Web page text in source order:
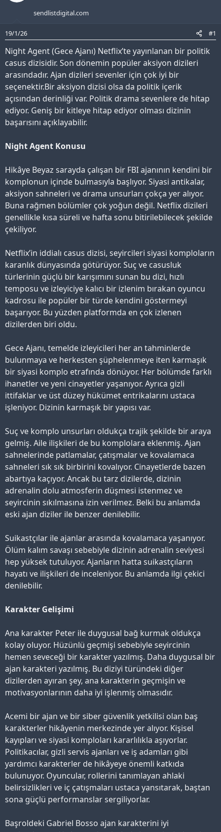
sendlistdigital.com
19/1/26 #1
Night Agent (Gece Ajanı) Netflix’te yayınlanan bir politik
casus dizisidir. Son dönemin popüler aksiyon dizileri
arasındadır. Ajan dizileri sevenler için çok iyi bir
seçenektir.Bir aksiyon dizisi olsa da politik içerik
açısından derinliği var. Politik drama sevenlere de hitap
ediyor. Geniş bir kitleye hitap ediyor olması dizinin
başarısını açıklayabilir.
Night Agent Konusu
Hikâye Beyaz sarayda çalışan bir FBI ajanının kendini bir
komplonun içinde bulmasıyla başlıyor. Siyasi antikalar,
aksiyon sahneleri ve drama unsurları çokça yer alıyor.
Buna rağmen bölümler çok yoğun değil. Netflix dizileri
genellikle kısa süreli ve hafta sonu bitirilebilecek şekilde
çekiliyor.
Netflix’in iddialı casus dizisi, seyircileri siyasi komploların
karanlık dünyasında götürüyor. Suç ve casusluk
türlerinin güçlü bir karışımını sunan bu dizi, hızlı
temposu ve izleyiciye kalıcı bir izlenim bırakan oyuncu
kadrosu ile popüler bir türde kendini göstermeyi
başarıyor. Bu yüzden platformda en çok izlenen
dizilerden biri oldu.
Gece Ajanı, temelde izleyicileri her an tahminlerde
bulunmaya ve herkesten şüphelenmeye iten karmaşık
bir siyasi komplo etrafında dönüyor. Her bölümde farklı
ihanetler ve yeni cinayetler yaşanıyor. Ayrıca gizli
ittifaklar ve üst düzey hükümet entrikalarını ustaca
işleniyor. Dizinin karmaşık bir yapısı var.
Suç ve komplo unsurları oldukça trajik şekilde bir araya
gelmiş. Aile ilişkileri de bu komplolara eklenmiş. Ajan
sahnelerinde patlamalar, çatışmalar ve kovalamaca
sahneleri sık sık birbirini kovalıyor. Cinayetlerde bazen
abartıya kaçıyor. Ancak bu tarz dizilerde, dizinin
adrenalin dolu atmosferin düşmesi istenmez ve
seyircinin sıkılmasına izin verilmez. Belki bu anlamda
eski ajan diziler ile benzer denilebilir.
Suikastçılar ile ajanlar arasında kovalamaca yaşanıyor.
Ölüm kalım savaşı sebebiyle dizinin adrenalin seviyesi
hep yüksek tutuluyor. Ajanların hatta suikastçıların
hayatı ve ilişkileri de inceleniyor. Bu anlamda ilgi çekici
denilebilir.
Karakter Gelişimi
Ana karakter Peter ile duygusal bağ kurmak oldukça
kolay oluyor. Hüzünlü geçmişi sebebiyle seyircinin
hemen seveceği bir karakter yazılmış. Daha duygusal bir
ajan karakteri yazılmış. Bu diziyi türündeki diğer
dizilerden ayıran şey, ana karakterin geçmişin ve
motivasyonlarının daha iyi işlenmiş olmasıdır.
Acemi bir ajan ve bir siber güvenlik yetkilisi olan baş
karakterler hikâyenin merkezinde yer alıyor. Kişisel
kayıpları ve siyasi komploları kararlılıkla aşıyorlar.
Politikacılar, gizli servis ajanları ve iş adamları gibi
yardımcı karakterler de hikâyeye önemli katkıda
bulunuyor. Oyuncular, rollerini tanımlayan ahlaki
belirsizlikleri ve iç çatışmaları ustaca yansıtarak, baştan
sona güçlü performanslar sergiliyorlar.
Başroldeki Gabriel Bosso ajan karakterini iyi